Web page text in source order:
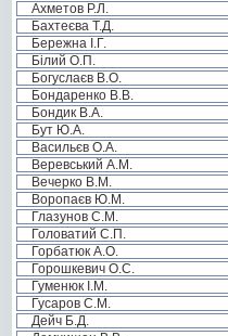
Ахметов Р.Л.
Бахтеєва Т.Д.
Бережна І.Г.
Білий О.П.
Богуслаєв В.О.
Бондаренко В.В.
Бондик В.А.
Бут Ю.А.
Васильєв О.А.
Веревський А.М.
Вечерко В.М.
Воропаєв Ю.М.
Глазунов С.М.
Головатий С.П.
Горбатюк А.О.
Горошкевич О.С.
Гуменюк І.М.
Гусаров С.М.
Дейч Б.Д.